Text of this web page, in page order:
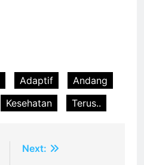
Adaptif
Andang
Kesehatan Terus..
Next: